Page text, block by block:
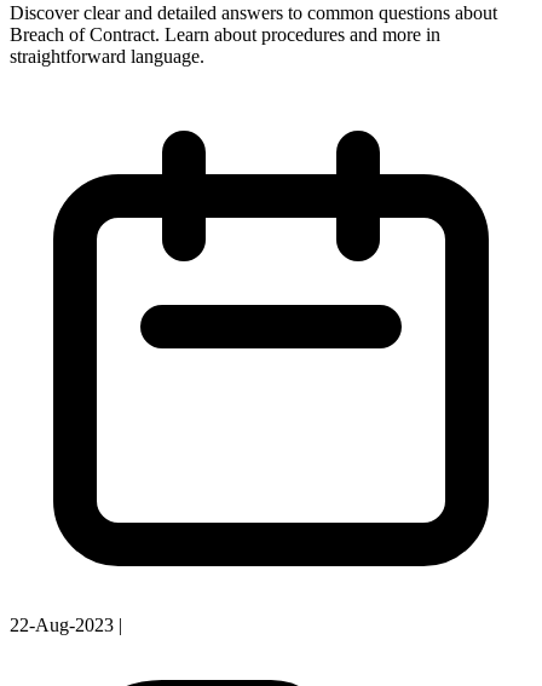
Discover clear and detailed answers to common questions about
Breach of Contract. Learn about procedures and more in
straightforward language.
22-Aug-2023 |